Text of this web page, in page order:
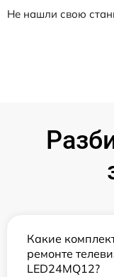
Не нашли свою
Какие
ремонте
LED24MQ12?